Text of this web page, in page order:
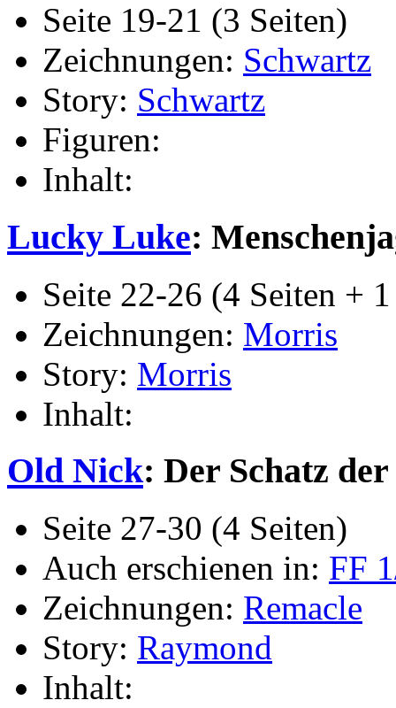
Seite 19-21 (3 Seiten)
Zeichnungen: Schwartz
Story: Schwartz
Figuren:
Inhalt:
Lucky Luke:
Seite 22-26 (4 Seiten +
Zeichnungen: Morris
Story: Morris
Inhalt:
Old Nick: Der Schatz
Seite 27-30 (4 Seiten)
Auch erschienen in: FF
Zeichnungen: Remacle
Story: Raymond
Inhalt: